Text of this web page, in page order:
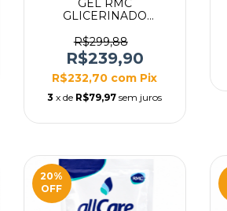
GEL RMC
GLICERINADO
R$299,88
R$239,90
R$232,70 com Pix
3 x de R$79,97 sem juros
20%
OFF